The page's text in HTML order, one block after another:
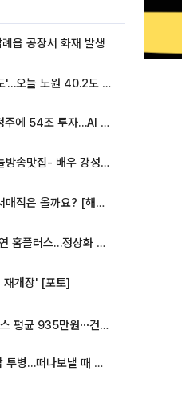
읍 공장서 화재 발생
오늘 노원 40.2도 기록
SK하이닉스, 용인·청주에 54조 투자…AI 메모리 생산기지 키운다
'2TV 생생정보' 오늘방송맛집- 배우 강성진 단골! 쌀국수ㆍ푸팟퐁 커리 맛집 '블○○○'
입추매직 '불발', 처서매직은 올까요? [해시태그]
22일 만에 다시 문 연 홈플러스…정상화 바쁜데 재고 없어 ‘발동동’[가보니]
재개장' [포토]
日대기업 여름 보너스 평균 935만원⋯건설회사 1800만 넘어
차인표 "동생 구강암 투병…떠나보낼 때 가장 힘들었다”